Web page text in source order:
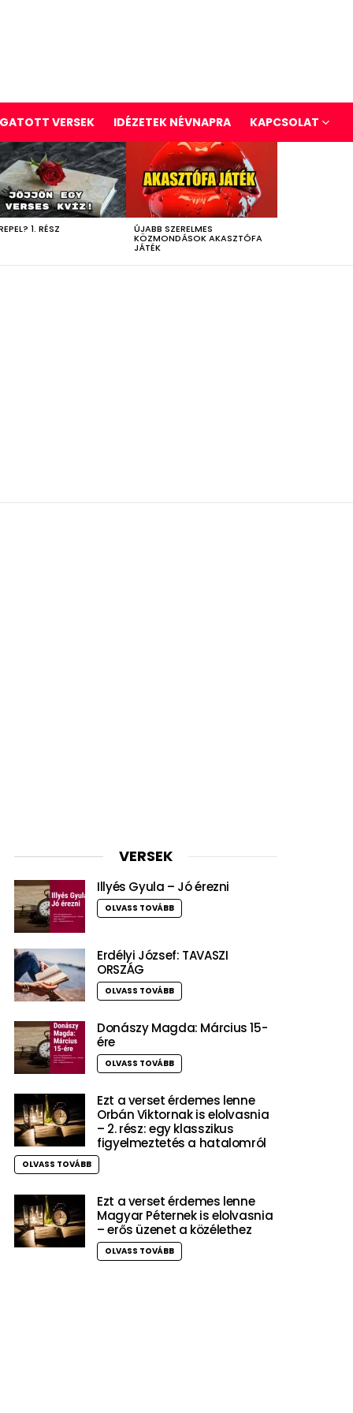
VERSEK IDÉZETEK NÉVNAPRA KAPCSOLAT
1. RÉSZ ÚJABB SZERELMES
KÖZMONDÁSOK AKASZTÓFA
JÁTÉK
VERSEK
Illyés Gyula – Jó érezni
OLVASS TOVÁBB
Erdélyi József: TAVASZI
ORSZÁG
OLVASS TOVÁBB
Donászy Magda: Március 15-
ére
OLVASS TOVÁBB
Ezt a verset érdemes lenne
Orbán Viktornak is elolvasnia
– 2. rész: egy klasszikus
figyelmeztetés a hatalomról
OLVASS TOVÁBB
Ezt a verset érdemes lenne
Magyar Péternek is elolvasnia
– erős üzenet a közélethez
OLVASS TOVÁBB